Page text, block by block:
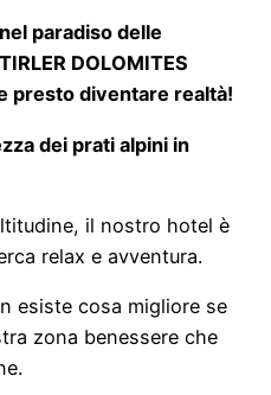
paradiso delle
DOLOMITES
presto diventare realtà!
dei prati alpini in
il nostro hotel è
relax e avventura.
esiste cosa migliore se
zona benessere che